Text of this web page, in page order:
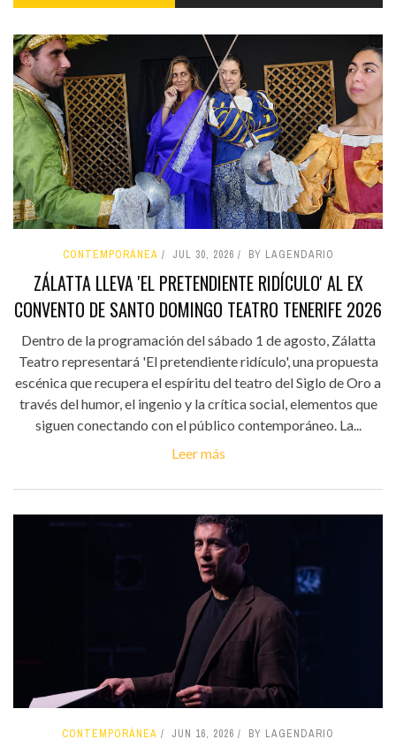
CONTEMPORÁNEA JUL 30, 2026 BY LAGENDARIO
ZÁLATTA LLEVA 'EL PRETENDIENTE RIDÍCULO' AL EX
CONVENTO DE SANTO DOMINGO TEATRO TENERIFE 2026
Dentro de la programación del sábado 1 de agosto, Zálatta
Teatro representará 'El pretendiente ridículo', una propuesta
escénica que recupera el espíritu del teatro del Siglo de Oro a
través del humor, el ingenio y la crítica social, elementos que
siguen conectando con el público contemporáneo. La...
Leer más
CONTEMPORÁNEA JUN 16, 2026 BY LAGENDARIO